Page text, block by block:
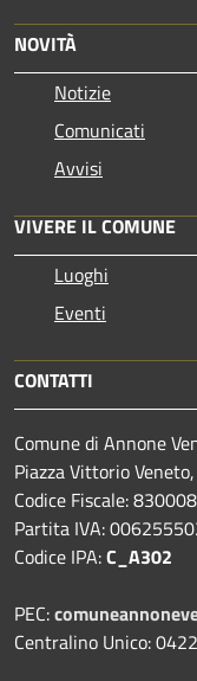
NOVITÀ
Notizie
Comunicati
Avvisi
VIVERE IL COMUNE
Luoghi
Eventi
CONTATTI
Comune di Annone
Piazza Vittorio
Codice Fiscale:
Partita IVA:
Codice IPA:C_A302
PEC:
Centralino Unico: